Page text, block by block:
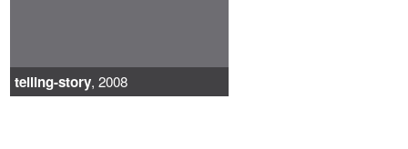
telling-story, 2008